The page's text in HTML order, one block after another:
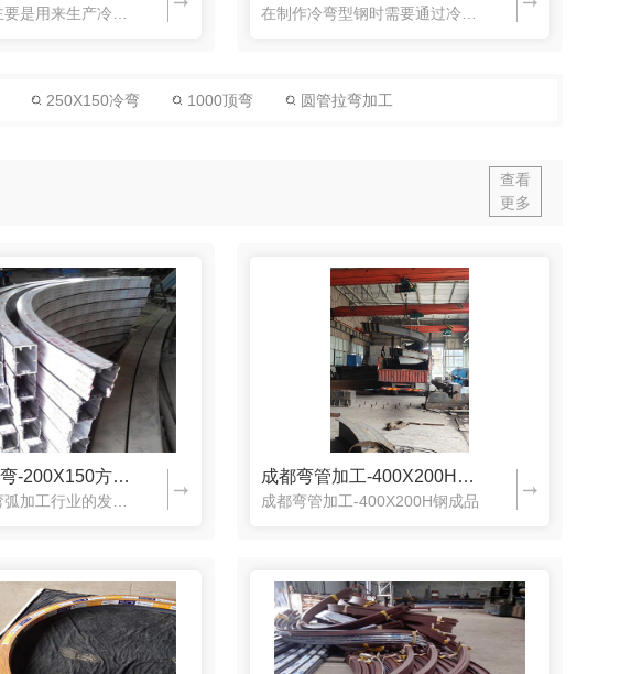
250X150冷弯 1000顶弯 圆管拉弯加工
查看
更多
成都型材拉弯-200X150方铝材
目前铝型材弯弧加工行业的发展也导致了弯管加工技术的不断发展。目前的弯管加工技术有哪些？成都型材拉弯厂向您介绍弯曲加工技术。铝型材弯弧加工弯曲方法根据不同的弯曲设备分为两种类型。手动进行弯曲，弯曲机弯曲...
成都弯管加工-400X200H钢成品
成都弯管加工-400X200H钢成品